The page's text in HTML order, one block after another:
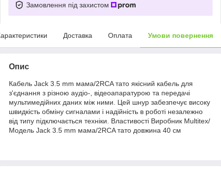
Замовлення під захистом
Доставка Оплата Умови повернення
Опис
Кабель Jack 3.5 mm мама/2RCA тато якісний кабель для
з'єднання з різною аудіо-, відеоапаратурою та передачі
мультимедійних даних між ними. Цей шнур забезпечує високу
швидкість обміну сигналами і надійність в роботі незалежно
від типу підключається техніки. Властивості Виробник Multitex/
Модель Jack 3.5 mm мама/2RCA тато довжина 40 см